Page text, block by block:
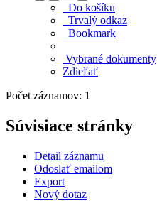
Do košíku
Trvalý odkaz
Bookmark
Vybrané dokumenty
Zdieľať
Počet záznamov: 1
Súvisiace stránky
Detail záznamu
Odoslať emailom
Export
Nový dotaz